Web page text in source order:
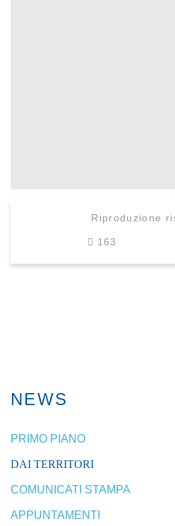
Riproduzione
163
NEWS
PRIMO PIANO
DAI TERRITORI
COMUNICATI STAMPA
APPUNTAMENTI